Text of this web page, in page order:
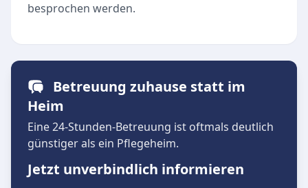
besprochen werden.
Betreuung zuhause statt im
Heim
Eine 24-Stunden-Betreuung ist oftmals deutlich
günstiger als ein Pflegeheim.
Jetzt unverbindlich informieren